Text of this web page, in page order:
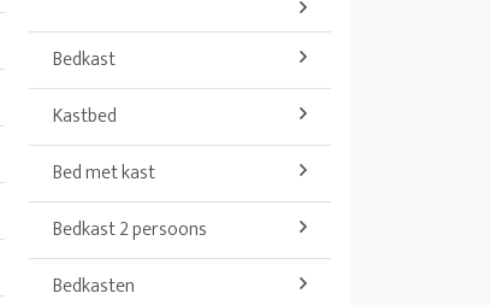
Bedkast
Kastbed
Bed met kast
Bedkast 2 persoons
Bedkasten